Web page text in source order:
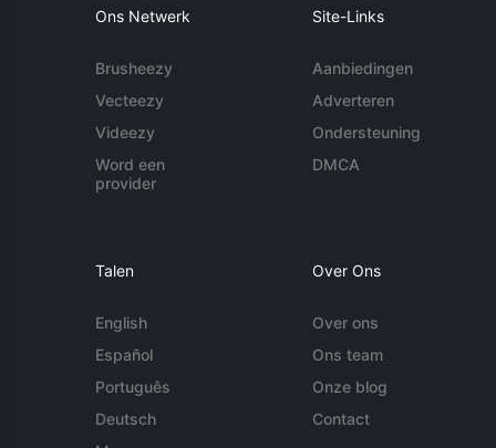
Ons Netwerk
Brusheezy
Vecteezy
Videezy
Word een
provider
Site-Links
Aanbiedingen
Adverteren
Ondersteuning
DMCA
Talen
English
Español
Português
Deutsch
Over Ons
Over ons
Ons team
Onze blog
Contact